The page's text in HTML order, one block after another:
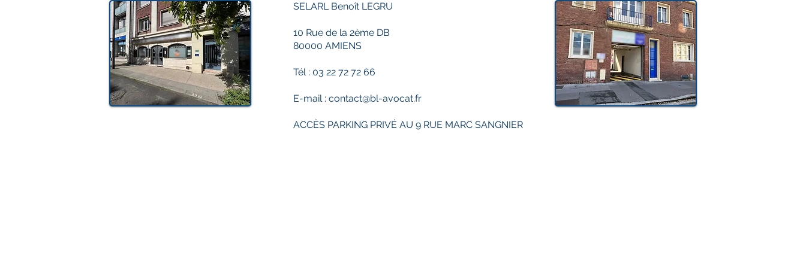
RÉPERCUSSIONS SUR
LICENCIEMENT ?SELARL Benoît LEGRU
10 Rue de la 2ème DB
80000 AMIENS
Tél : 03 22 72 72 66
E-mail : contact@bl-avocat.fr
ACCÈS PARKING PRIVÉ AU 9 RUE MARC SANGNIER